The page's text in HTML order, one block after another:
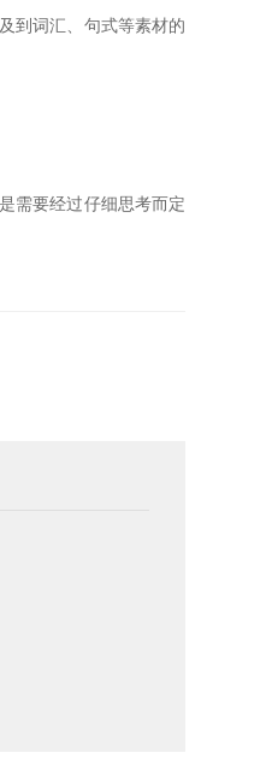
到词汇、句式等素材的
需要经过仔细思考而定